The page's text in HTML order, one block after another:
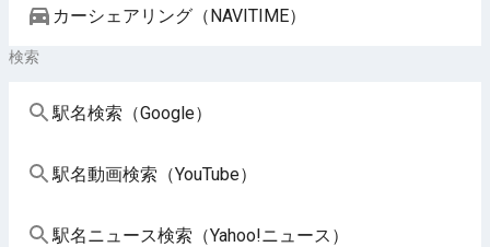
カーシェアリング（NAVITIME）
検索
駅名検索（Google）
駅名動画検索（YouTube）
駅名ニュース検索（Yahoo!ニュース）